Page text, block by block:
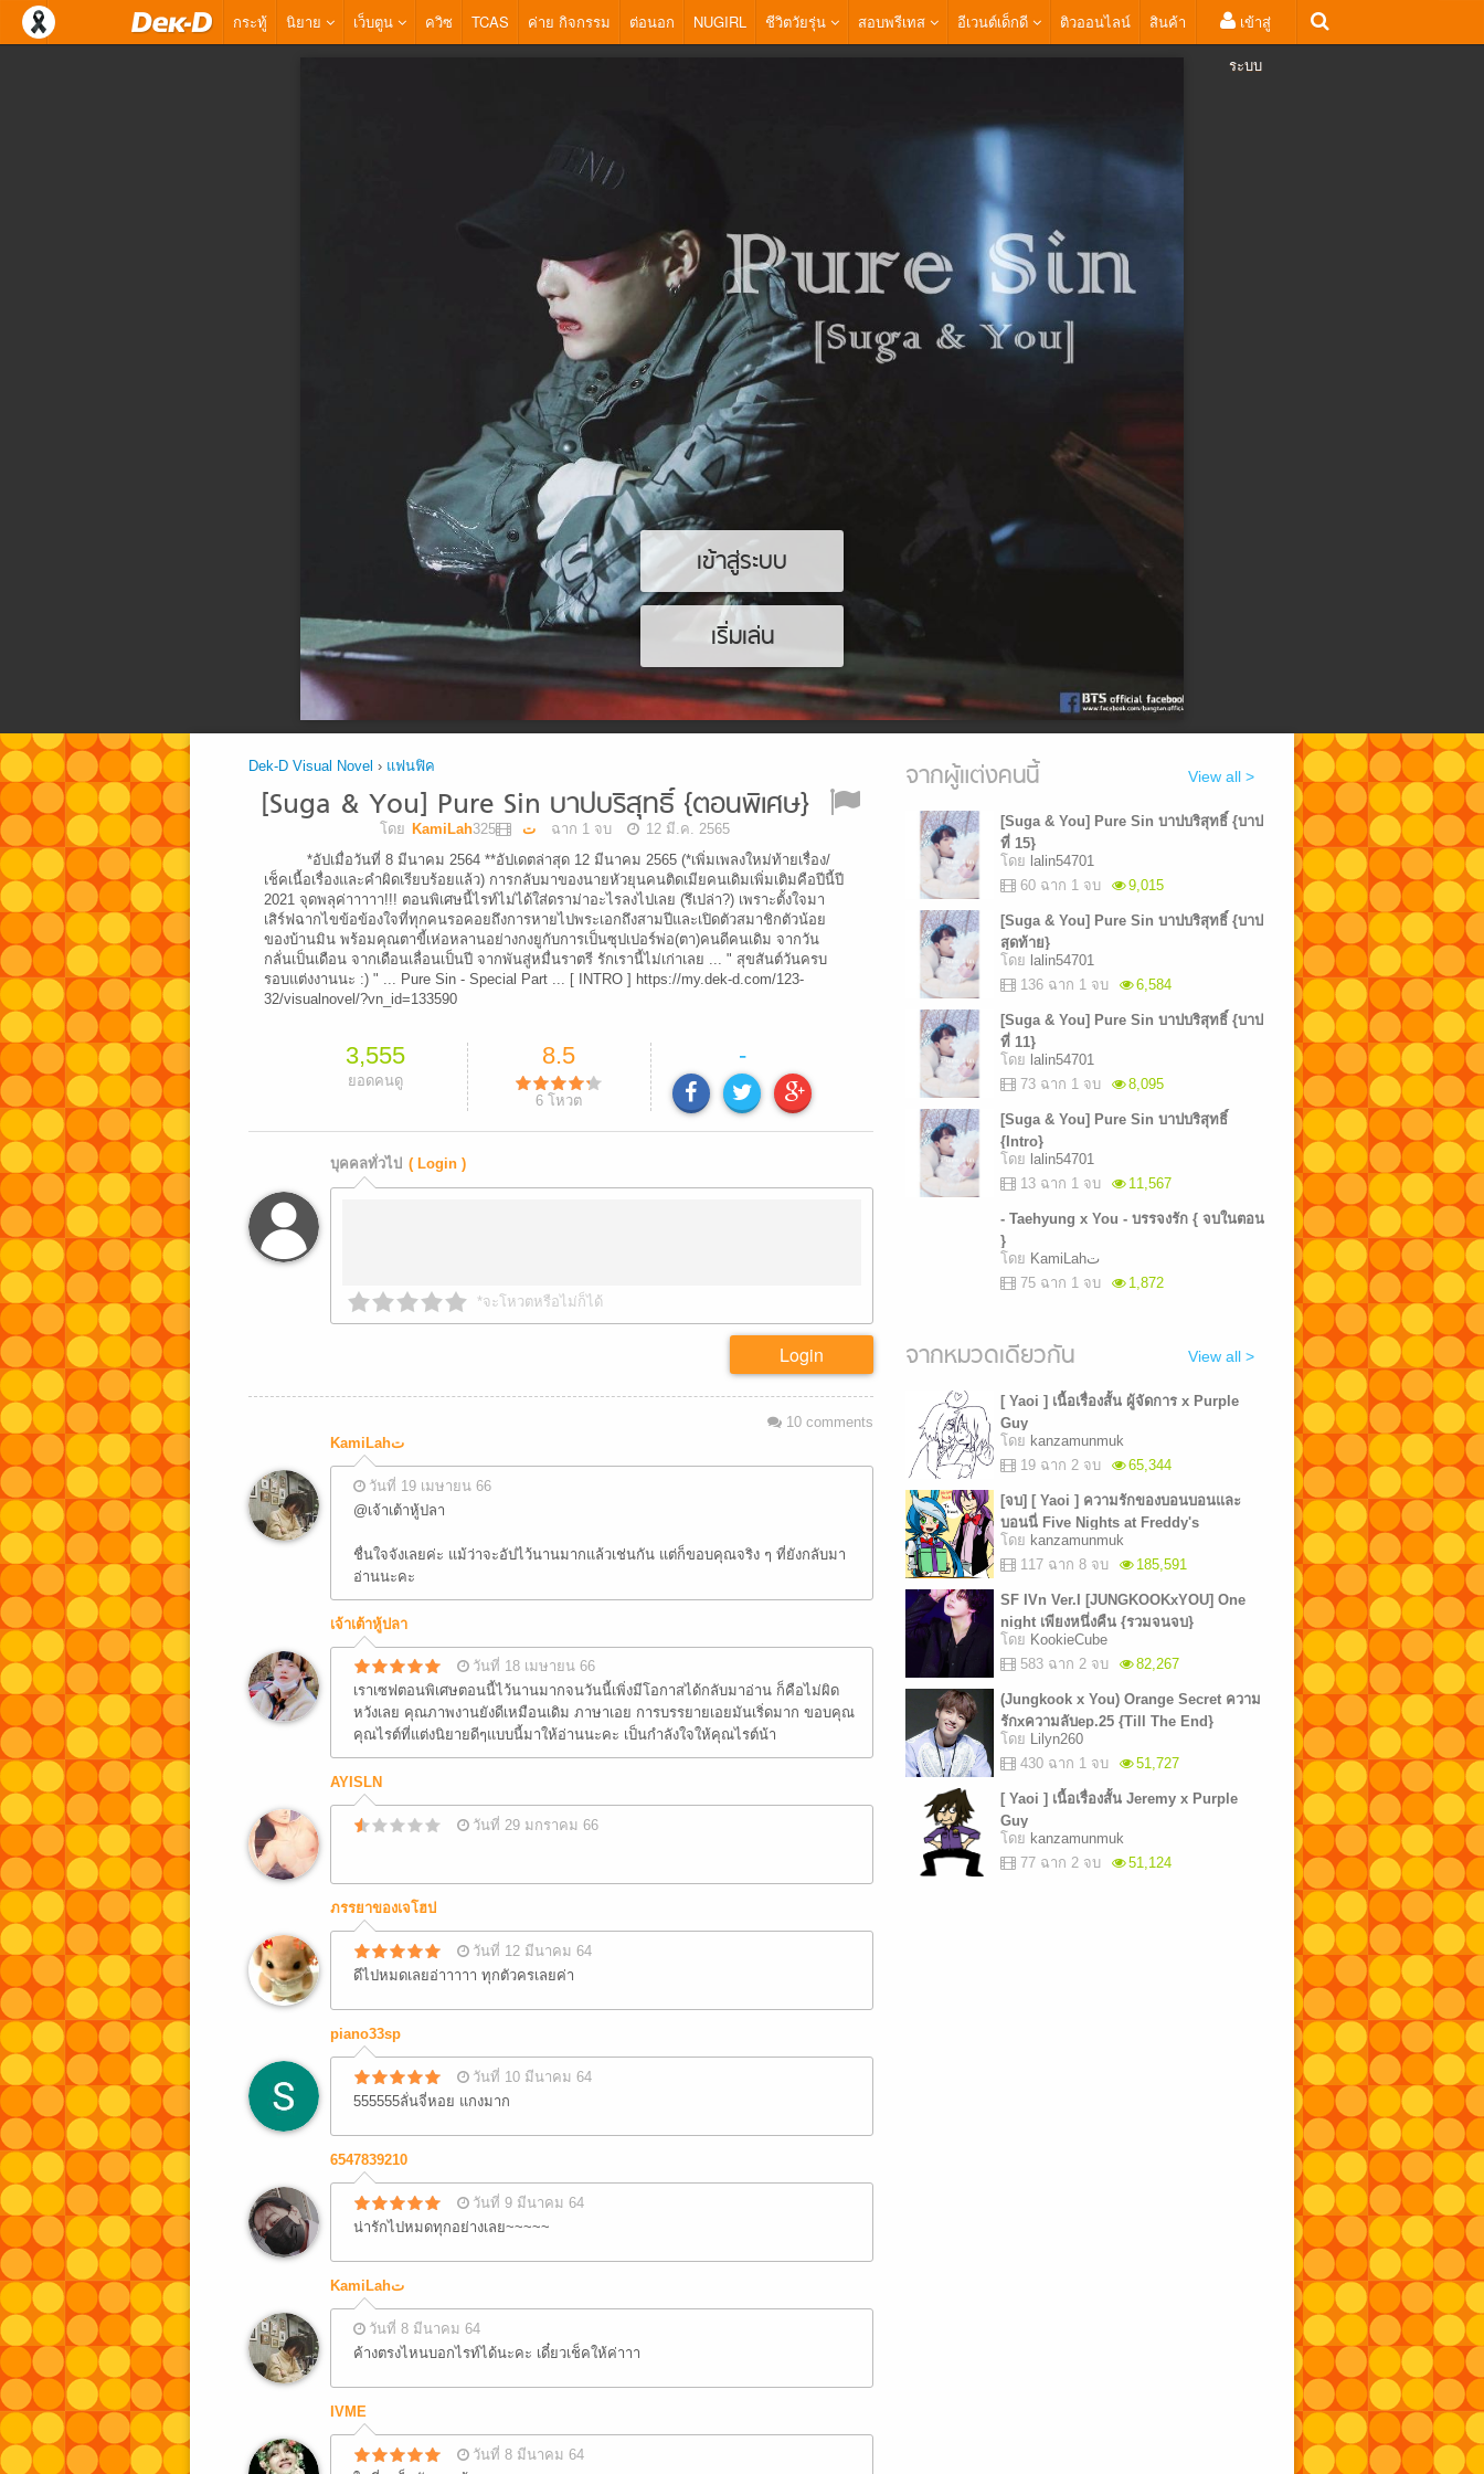
กระทู้ นิยาย เว็บตูน ควิซ TCAS ค่าย กิจกรรม ต่อนอก NUGIRL ชีวิตวัยรุ่น สอบพรีเทส อีเวนต์เด็กดี ติวออนไลน์ สินค้า เข้าสู่
ระบบ
เข้าสู่ระบบ
เริ่มเล่น
Dek-D Visual Novel › แฟนฟิค
[Suga & You] Pure Sin บาปบริสุทธิ์ {ตอนพิเศษ}
โดย KamiLahت 325 ฉาก 1 จบ
12 มี.ค. 2565
*อัปเมื่อวันที่ 8 มีนาคม 2564 **อัปเดตล่าสุด 12 มีนาคม 2565 (*เพิ่มเพลงใหม่ท้ายเรื่อง/
เช็คเนื้อเรื่องและคำผิดเรียบร้อยแล้ว) การกลับมาของนายหัวยุนคนติดเมียคนเดิมเพิ่มเติมคือปีนี้ปี
2021 จุดพลุค่าาาาา!!! ตอนพิเศษนี้ไรท์ไม่ได้ใส่ดราม่าอะไรลงไปเลย (รึเปล่า?) เพราะตั้งใจมา
เสิร์ฟฉากไขข้อข้องใจที่ทุกคนรอคอยถึงการหายไปพระเอกถึงสามปีและเปิดตัวสมาชิกตัวน้อย
ของบ้านมิน พร้อมคุณตาขี้เห่อหลานอย่างกงยูกับการเป็นซุปเปอร์พ่อ(ตา)คนดีคนเดิม จากวัน
กลั่นเป็นเดือน จากเดือนเลื่อนเป็นปี จากพันสู่หมื่นราตรี รักเรานี้ไม่เก่าเลย ... " สุขสันต์วันครบ
รอบแต่งงานนะ :) " ... Pure Sin - Special Part ... [ INTRO ] https://my.dek-d.com/123-
32/visualnovel/?vn_id=133590
3,555
ยอดคนดู
8.5
6 โหวต
-
บุคคลทั่วไป ( Login )
*จะโหวตหรือไม่ก็ได้
Login
10 comments
KamiLahت
วันที่ 19 เมษายน 66
@เจ้าเต้าหู้ปลา
ชื่นใจจังเลยค่ะ แม้ว่าจะอัปไว้นานมากแล้วเช่นกัน แต่ก็ขอบคุณจริง ๆ ที่ยังกลับมา
อ่านนะคะ
เจ้าเต้าหู้ปลา
วันที่ 18 เมษายน 66
เราเซฟตอนพิเศษตอนนี้ไว้นานมากจนวันนี้เพิ่งมีโอกาสได้กลับมาอ่าน ก็คือไม่ผิด
หวังเลย คุณภาพงานยังดีเหมือนเดิม ภาษาเอย การบรรยายเอยมันเริ่ดมาก ขอบคุณ
คุณไรต์ที่แต่งนิยายดีๆแบบนี้มาให้อ่านนะคะ เป็นกำลังใจให้คุณไรต์น้า
AYISLN
วันที่ 29 มกราคม 66
ภรรยาของเจโฮป
วันที่ 12 มีนาคม 64
ดีไปหมดเลยอ่าาาาา ทุกตัวครเลยค่า
piano33sp
วันที่ 10 มีนาคม 64
555555ลั่นจี่หอย แกงมาก
6547839210
วันที่ 9 มีนาคม 64
น่ารักไปหมดทุกอย่างเลย~~~~~
KamiLahت
วันที่ 8 มีนาคม 64
ค้างตรงไหนบอกไรท์ได้นะคะ เดี๋ยวเช็คให้ค่าาา
IVME
วันที่ 8 มีนาคม 64
จากผู้แต่งคนนี้ View all >
[Suga & You] Pure Sin บาปบริสุทธิ์ {บาป
ที่ 15}
โดย lalin54701
60 ฉาก 1 จบ
9,015
[Suga & You] Pure Sin บาปบริสุทธิ์ {บาป
สุดท้าย}
โดย lalin54701
136 ฉาก 1 จบ
6,584
[Suga & You] Pure Sin บาปบริสุทธิ์ {บาป
ที่ 11}
โดย lalin54701
73 ฉาก 1 จบ
8,095
[Suga & You] Pure Sin บาปบริสุทธิ์
{Intro}
โดย lalin54701
13 ฉาก 1 จบ
11,567
- Taehyung x You - บรรจงรัก { จบในตอน
}
โดย
KamiLahت
75 ฉาก 1 จบ
1,872
จากหมวดเดียวกัน View all >
[ Yaoi ] เนื้อเรื่องสั้น ผู้จัดการ x Purple
Guy
โดย kanzamunmuk
19 ฉาก 2 จบ
65,344
[จบ] [ Yaoi ] ความรักของบอนบอนและ
บอนนี่ Five Nights at Freddy's
โดย kanzamunmuk
117 ฉาก 8 จบ
185,591
SF IVn Ver.I [JUNGKOOKxYOU] One
night เพียงหนึ่งคืน {รวมจนจบ}
โดย KookieCube
583 ฉาก 2 จบ
82,267
(Jungkook x You) Orange Secret ความ
รักxความลับep.25 {Till The End}
โดย Lilyn260
430 ฉาก 1 จบ
51,727
[ Yaoi ] เนื้อเรื่องสั้น Jeremy x Purple
Guy
โดย kanzamunmuk
77 ฉาก 2 จบ
51,124